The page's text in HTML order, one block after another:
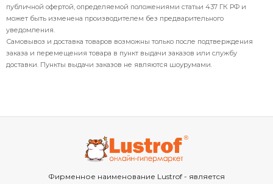
публичной офертой, определяемой положениями статьи 437 ГК РФ и
может быть изменена производителем без предварительного
уведомления.
Самовывоз и доставка товаров возможны только после подтверждения
заказа и перемещения товара в пункт выдачи заказов или службу
доставки. Пункты выдачи заказов не являются шоурумами.
Фирменное наименование Lustrof - является